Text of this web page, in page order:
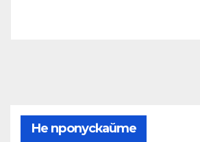
Не пропускайте